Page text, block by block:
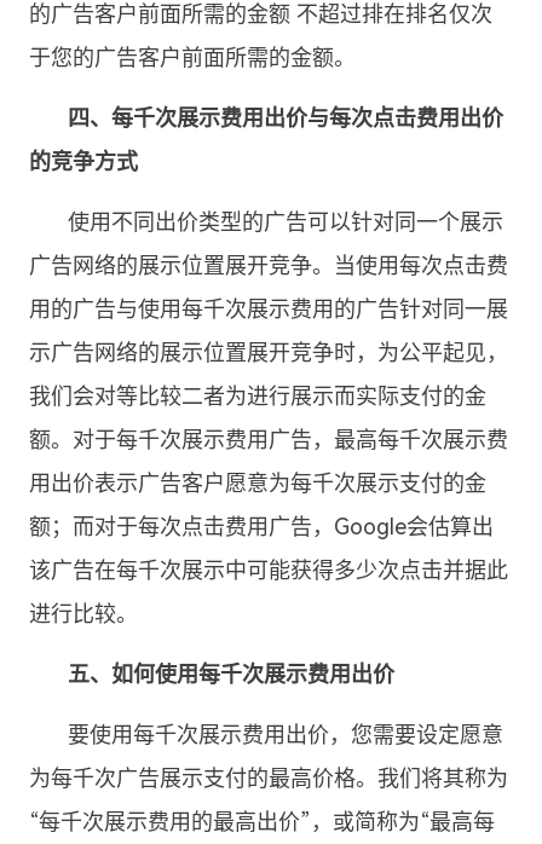
的广告客户前面所需的金额 不超过排在排名仅次
于您的广告客户前面所需的金额。
四、每千次展示费用出价与每次点击费用出价
的竞争方式
使用不同出价类型的广告可以针对同一个展示
广告网络的展示位置展开竞争。当使用每次点击费
用的广告与使用每千次展示费用的广告针对同一展
示广告网络的展示位置展开竞争时，为公平起见，
我们会对等比较二者为进行展示而实际支付的金
额。对于每千次展示费用广告，最高每千次展示费
用出价表示广告客户愿意为每千次展示支付的金
额；而对于每次点击费用广告，Google会估算出
该广告在每千次展示中可能获得多少次点击并据此
进行比较。
五、如何使用每千次展示费用出价
要使用每千次展示费用出价，您需要设定愿意
为每千次广告展示支付的最高价格。我们将其称为
“每千次展示费用的最高出价”，或简称为“最高每